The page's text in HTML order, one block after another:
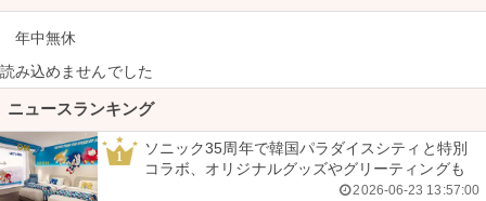
年中無休
読み込めませんでした
ニュースランキング
1
ソニック35周年で韓国パラダイスシティと特別
コラボ、オリジナルグッズやグリーティングも
2026-06-23 13:57:00